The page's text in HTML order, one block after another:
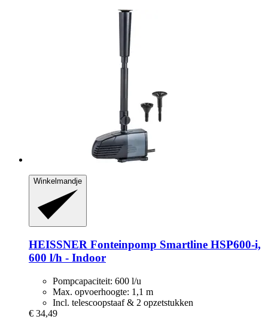
Winkelmandje
HEISSNER Fonteinpomp Smartline HSP600-​i,
600 l/h -​ Indoor
Pompcapaciteit: 600 l/u
Max. opvoerhoogte: 1,1 m
Incl. telescoopstaaf & 2 opzetstukken
€ 34,49